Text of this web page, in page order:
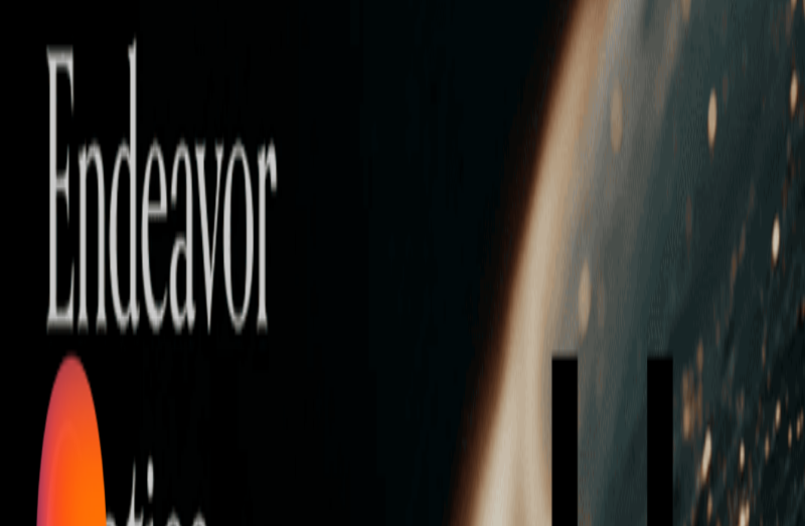
Who we are
AT PARTNERSが提供するファンド・オブ・ファンズを活用した
オープンイノベーション活動のフロー
詳しく見る
AT PARTNERS3つの強み